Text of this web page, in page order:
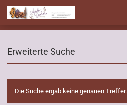
zum
Hauptinhalt
Erweiterte Suche
Die Suche ergab keine genauen Treffer.